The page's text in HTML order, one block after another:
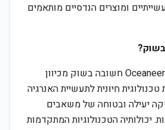
ומוצרים הנדסיים מותאמים
Oceaneering International Inc חשובה בשוק מכיוון
חיונית לתעשיית האנרגיה
יעילה ובטוחה של משאבים
יכולותיה הטכנולוגיות המתקדמות